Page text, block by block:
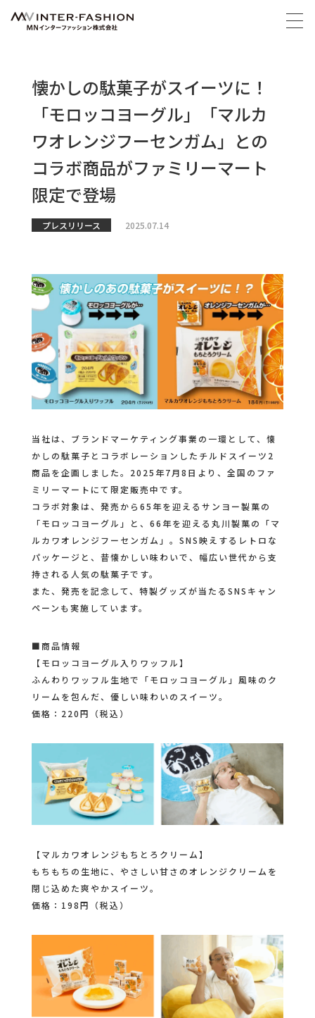
懐かしの駄菓子がスイーツに！
「モロッコヨーグル」「マルカ
ワオレンジフーセンガム」との
コラボ商品がファミリーマート
限定で登場
プレスリリース 2025.07.14
当社は、ブランドマーケティング事業の一環として、懐
かしの駄菓子とコラボレーションしたチルドスイーツ2
商品を企画しました。2025年7月8日より、全国のファ
ミリーマートにて限定販売中です。
コラボ対象は、発売から65年を迎えるサンヨー製菓の
「モロッコヨーグル」と、66年を迎える丸川製菓の「マ
ルカワオレンジフーセンガム」。SNS映えするレトロな
パッケージと、昔懐かしい味わいで、幅広い世代から支
持される人気の駄菓子です。
また、発売を記念して、特製グッズが当たるSNSキャン
ペーンも実施しています。
■商品情報
【モロッコヨーグル入りワッフル】
ふんわりワッフル生地で「モロッコヨーグル」風味のク
リームを包んだ、優しい味わいのスイーツ。
価格：220円（税込）
【マルカワオレンジもちとろクリーム】
もちもちの生地に、やさしい甘さのオレンジクリームを
閉じ込めた爽やかスイーツ。
価格：198円（税込）